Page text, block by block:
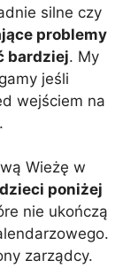
silne czy
problemy
bardziej. My
jeśli
wejściem na
Wieżę w
poniżej
nie ukończą
zarządcy.